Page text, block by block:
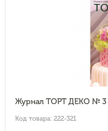
Журнал ТОРТ ДЕКО № 3
Код товара: 222-321